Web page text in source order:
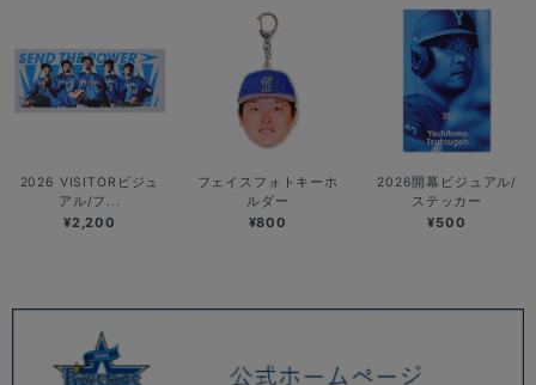
2026 VISITORビジュ
アル/フ...
¥2,200
フェイスフォトキーホ
ルダー
¥800
2026開幕ビジュアル/
ステッカー
¥500